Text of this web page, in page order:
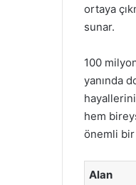
ortaya
sunar.
100
yanında
hem
önemli bir
Alan